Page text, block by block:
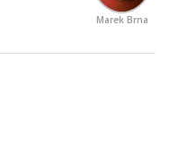
Marek Brna